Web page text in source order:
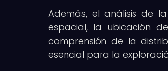
Además, el análisis de
espacial, la ubicación
comprensión de la
esencial para la